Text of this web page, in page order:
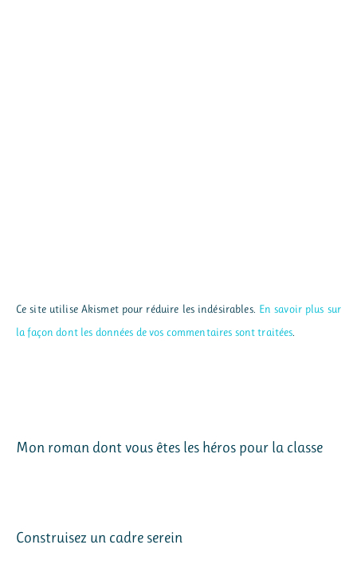
Ce site utilise Akismet pour réduire les indésirables. En savoir plus sur
la façon dont les données de vos commentaires sont traitées.
Mon roman dont vous êtes les héros pour la classe
Construisez un cadre serein